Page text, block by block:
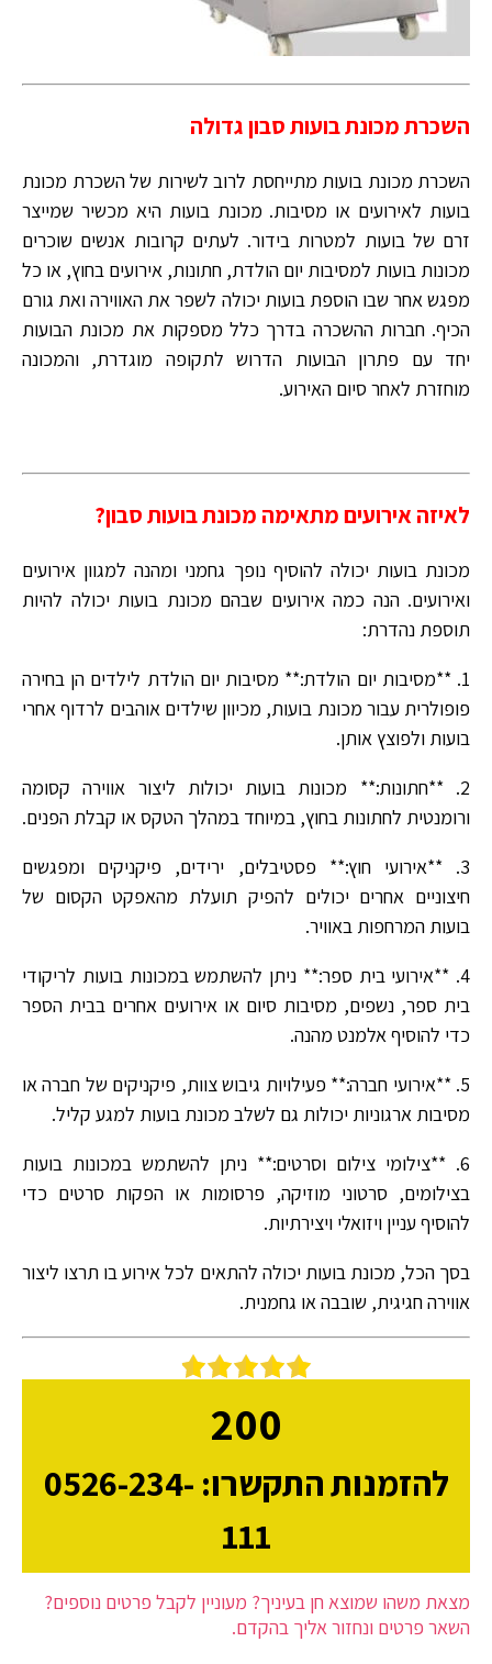
השכרת מכונת בועות סבון גדולה
השכרת מכונת בועות מתייחסת לרוב לשירות של השכרת מכונת
בועות לאירועים או מסיבות. מכונת בועות היא מכשיר שמייצר
זרם של בועות למטרות בידור. לעתים קרובות אנשים שוכרים
מכונות בועות למסיבות יום הולדת, חתונות, אירועים בחוץ, או כל
מפגש אחר שבו הוספת בועות יכולה לשפר את האווירה ואת גורם
הכיף. חברות ההשכרה בדרך כלל מספקות את מכונת הבועות
יחד עם פתרון הבועות הדרוש לתקופה מוגדרת, והמכונה
מוחזרת לאחר סיום האירוע.
לאיזה אירועים מתאימה מכונת בועות סבון?
מכונת בועות יכולה להוסיף נופך גחמני ומהנה למגוון אירועים
ואירועים. הנה כמה אירועים שבהם מכונת בועות יכולה להיות
תוספת נהדרת:
1. **מסיבות יום הולדת:** מסיבות יום הולדת לילדים הן בחירה
פופולרית עבור מכונת בועות, מכיוון שילדים אוהבים לרדוף אחרי
בועות ולפוצץ אותן.
2. **חתונות:** מכונות בועות יכולות ליצור אווירה קסומה
ורומנטית לחתונות בחוץ, במיוחד במהלך הטקס או קבלת הפנים.
3. **אירועי חוץ:** פסטיבלים, ירידים, פיקניקים ומפגשים
חיצוניים אחרים יכולים להפיק תועלת מהאפקט הקסום של
בועות המרחפות באוויר.
4. **אירועי בית ספר:** ניתן להשתמש במכונות בועות לריקודי
בית ספר, נשפים, מסיבות סיום או אירועים אחרים בבית הספר
כדי להוסיף אלמנט מהנה.
5. **אירועי חברה:** פעילויות גיבוש צוות, פיקניקים של חברה או
מסיבות ארגוניות יכולות גם לשלב מכונת בועות למגע קליל.
6. **צילומי צילום וסרטים:** ניתן להשתמש במכונות בועות
בצילומים, סרטוני מוזיקה, פרסומות או הפקות סרטים כדי
להוסיף עניין ויזואלי ויצירתיות.
בסך הכל, מכונת בועות יכולה להתאים לכל אירוע בו תרצו ליצור
אווירה חגיגית, שובבה או גחמנית.
200
להזמנות התקשרו: 0526-234-
111
מצאת משהו שמוצא חן בעיניך? מעוניין לקבל פרטים נוספים?
השאר פרטים ונחזור אליך בהקדם.